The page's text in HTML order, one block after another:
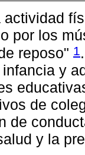
actividad
por los
reposo" 1
y
de
de
y la